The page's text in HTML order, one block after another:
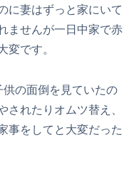
に妻はずっと家にいて
ませんが一日中家で赤
変です。
の面倒を見ていたの
されたりオムツ替え、
事をしてと大変だった